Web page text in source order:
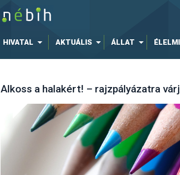
HIVATAL AKTUÁLIS ÁLLAT
Alkoss a halakért! – rajzpályázatra